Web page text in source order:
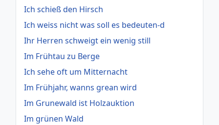
Ich schieß den Hirsch
Ich weiss nicht was soll es bedeuten-d
Ihr Herren schweigt ein wenig still
Im Frühtau zu Berge
Ich sehe oft um Mitternacht
Im Frühjahr, wanns grean wird
Im Grunewald ist Holzauktion
Im grünen Wald